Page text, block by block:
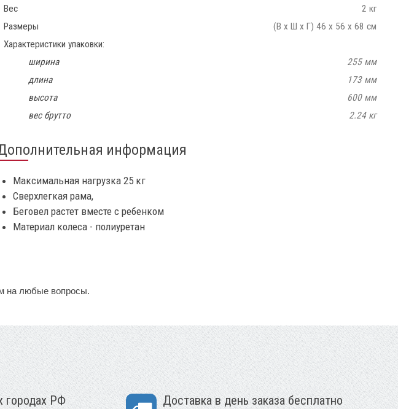
Вес
2 кг
Размеры
(В х Ш х Г) 46 x 56 x 68 см
Характеристики упаковки:
ширина
255 мм
длина
173 мм
высота
600 мм
вес брутто
2.24 кг
информация
Максимальная нагрузка 25 кг
Сверхлегкая рама,
Беговел растет вместе с ребенком
Материал колеса - полиуретан
на любые вопросы.
городах РФ Доставка в день заказа бесплатно